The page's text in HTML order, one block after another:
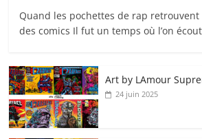
Quand les pochettes de rap retrouvent
des comics Il fut un temps où l’on
Art by LAmour
24 juin 2025